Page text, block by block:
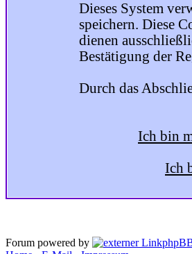
Dieses System
speichern. Diese
dienen
Bestätigung der
Durch das
Ich bin
Ich
Forum powered by